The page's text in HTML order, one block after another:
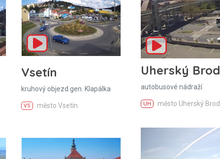
Vsetín
kruhový objezd gen. Klapálka
VS město Vsetín
Uherský Brod
autobusové nádraží
UH město Uherský Brod